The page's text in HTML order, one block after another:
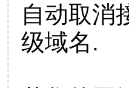
自动取消
级域名.